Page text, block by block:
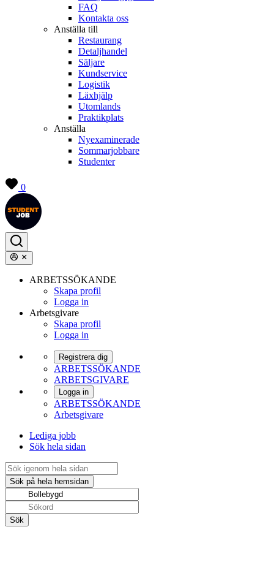
FAQ
Kontakta oss
Anställa till
Restaurang
Detaljhandel
Säljare
Kundservice
Logistik
Läxhjälp
Utomlands
Praktikplats
Anställa
Nyexaminerade
Sommarjobbare
Studenter
0
ARBETSSÖKANDE
Skapa profil
Logga in
Arbetsgivare
Skapa profil
Logga in
Registrera dig
ARBETSSÖKANDE
ARBETSGIVARE
Logga in
ARBETSSÖKANDE
Arbetsgivare
Lediga jobb
Sök hela sidan